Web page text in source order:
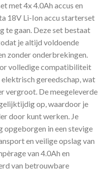
met 4x 4.0Ah accus en
18V Li-Ion accu starterset
te gaan. Deze set bestaat
je altijd voldoende
zonder onderbrekingen.
volledige compatibiliteit
gereedschap, wat
vergroot. De meegeleverde
op, waardoor je
door kunt werken. Je
opgeborgen in een stevige
en veilige opslag van
van 4.0Ah en
van betrouwbare